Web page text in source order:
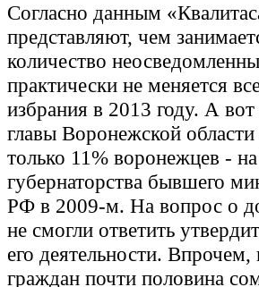
Согласно данным
представляют, чем
количество
практически не меняется
избрания в 2013 году. А
главы Воронежской
только 11% воронежцев -
губернаторства бывшего
РФ в 2009-м. На вопрос о
не смогли ответить
его деятельности.
граждан почти половина